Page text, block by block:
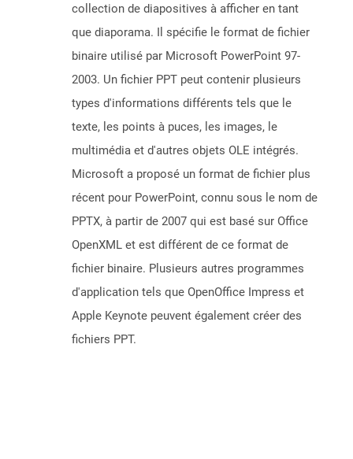
collection de diapositives à afficher en tant
que diaporama. Il spécifie le format de fichier
binaire utilisé par Microsoft PowerPoint 97-
2003. Un fichier PPT peut contenir plusieurs
types d'informations différents tels que le
texte, les points à puces, les images, le
multimédia et d'autres objets OLE intégrés.
Microsoft a proposé un format de fichier plus
récent pour PowerPoint, connu sous le nom de
PPTX, à partir de 2007 qui est basé sur Office
OpenXML et est différent de ce format de
fichier binaire. Plusieurs autres programmes
d'application tels que OpenOffice Impress et
Apple Keynote peuvent également créer des
fichiers PPT.